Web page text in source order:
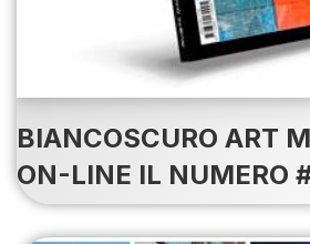
BIANCOSCURO ART
ON-LINE IL NUMERO